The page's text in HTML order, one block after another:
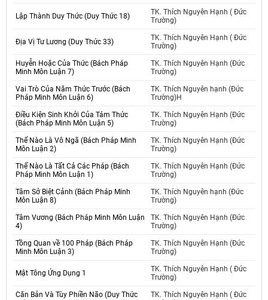
Lập Thành Duy Thức (Duy Thức 18)
TK. Thích Nguyên Hạnh ( Đức
Trường)
Địa Vị Tư Lương (Duy Thức 33)
TK. Thích Nguyên Hạnh ( Đức
Trường)
Huyễn Hoặc Của Thức (Bách Pháp
Minh Môn Luận 7)
TK. Thích Nguyên Hạnh (Đức
Trường)
Vai Trò Của Năm Thức Trước (Bách
Pháp Minh Môn Luận 6)
TK. Thích Nguyên hạnh (Đức
Trường)H
Điều Kiện Sinh Khởi Của Tám Thức
(Bách Pháp Minh Môn Luận 5)
TK. Thích Nguyên Hạnh (Đức
Trường)
Thế Nào Là Vô Ngã (Bách Pháp Minh
Môn Luận 2)
TK. Thích Nguyên Hạnh (Đức
Trường)
Thế Nào Là Tất Cả Các Pháp (Bách
Pháp Minh Môn Luận 1)
TK. Thích Nguyên Hạnh (Đức
Trường)
Tâm Sở Biệt Cảnh (Bách Pháp Minh
Môn Luận 8)
TK. Thích Nguyên hạnh (Đức
Trường)
Tâm Vương (Bách Pháp Minh Môn Luận
4)
TK. Thích Nguyên Hạnh (Đức
Trường)
Tồng Quan về 100 Pháp (Bách Pháp
Minh Môn Luận 3)
TK. Thích Nguyên Hạnh (Đức
Trường)
Mật Tông Ứng Dụng 1
TK. Thích Nguyên Hạnh ( Đức
Trường)
Căn Bản Và Tùy Phiền Não (Duy Thức
TK. Thích Nguyên Hạnh ( Đức